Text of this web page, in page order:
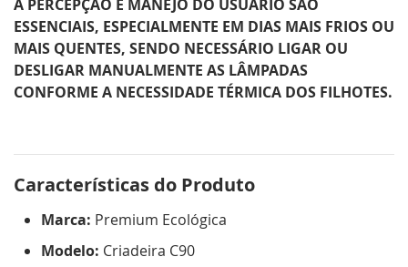
A PERCEPÇÃO E MANEJO DO USUÁRIO SÃO
ESSENCIAIS, ESPECIALMENTE EM DIAS MAIS FRIOS OU
MAIS QUENTES, SENDO NECESSÁRIO LIGAR OU
DESLIGAR MANUALMENTE AS LÂMPADAS
CONFORME A NECESSIDADE TÉRMICA DOS FILHOTES.
Características do Produto
Marca: Premium Ecológica
Modelo: Criadeira C90